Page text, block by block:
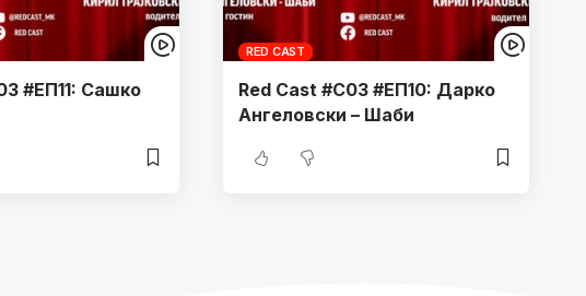
#ЕП11: Сашко
RED CAST
Red Cast #С03 #ЕП10: Дарко
Ангеловски – Шаби